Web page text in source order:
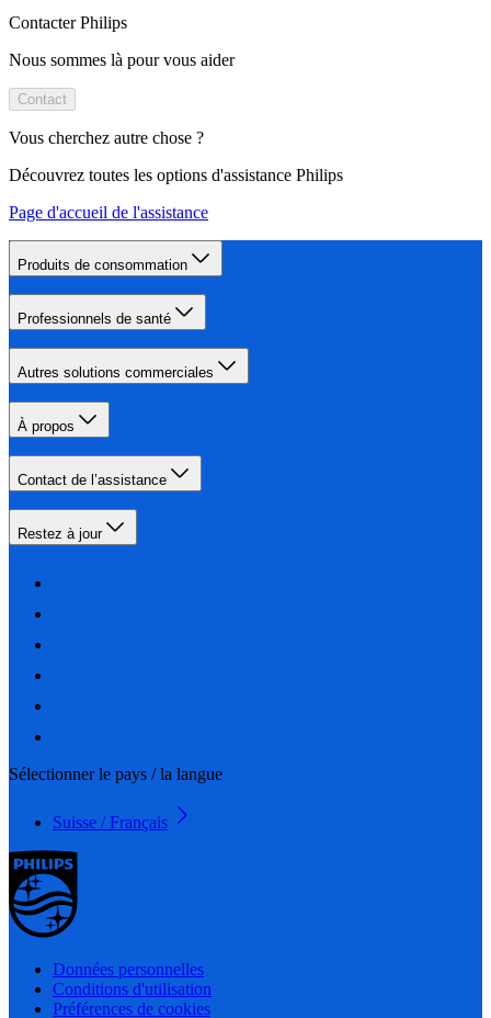
Contacter Philips
Nous sommes là pour vous aider
Contact
Vous cherchez autre chose ?
Découvrez toutes les options d'assistance Philips
Page d'accueil de l'assistance
Produits de consommation
Professionnels de santé
Autres solutions commerciales
À propos
Contact de l’assistance
Restez à jour
Sélectionner le pays / la langue
Suisse / Français
Données personnelles
Conditions d'utilisation
Préférences de cookies